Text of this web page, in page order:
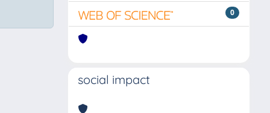
0
social impact